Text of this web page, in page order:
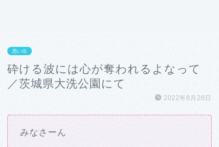
思い出
砕ける波には心が奪われるよなって
／茨城県大洗公園にて
2022年8月28日
みなさーん